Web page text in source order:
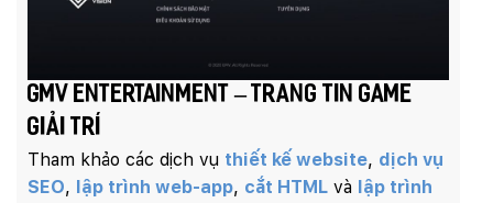
GMV ENTERTAINMENT – Trang tin game
giải trí
Tham khảo các dịch vụ thiết kế website, dịch vụ
SEO, lập trình web-app, cắt HTML và lập trình